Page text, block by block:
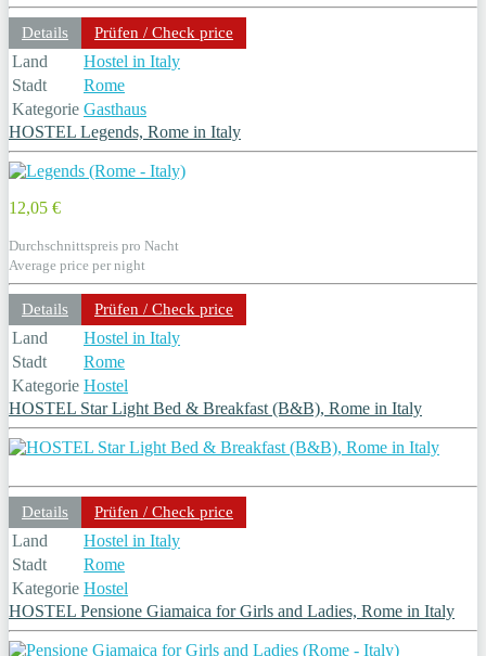
Details Prüfen / Check price
Land
Hostel in Italy
Stadt
Rome
Kategorie Gasthaus
HOSTEL Legends, Rome in Italy
12,05 €
Durchschnittspreis pro Nacht
Average price per night
Details Prüfen / Check price
Land
Hostel in Italy
Stadt
Rome
Kategorie Hostel
HOSTEL Star Light Bed & Breakfast (B&B), Rome in Italy
Details Prüfen / Check price
Land
Hostel in Italy
Stadt
Rome
Kategorie Hostel
HOSTEL Pensione Giamaica for Girls and Ladies, Rome in Italy